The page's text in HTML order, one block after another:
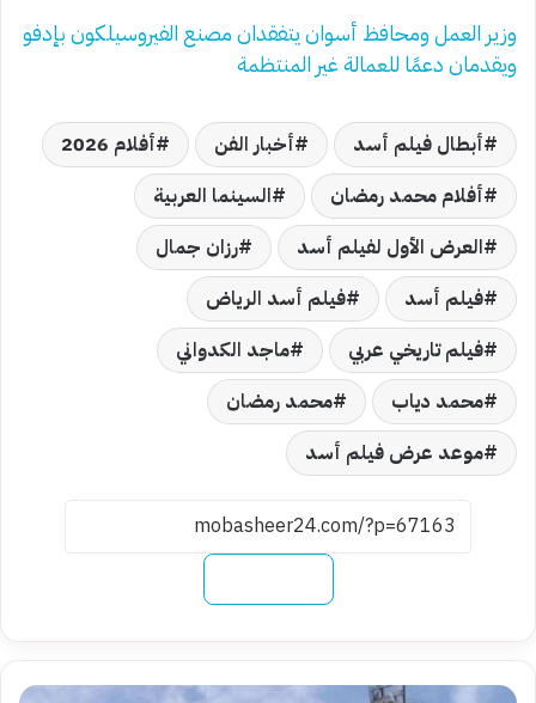
وزير العمل ومحافظ أسوان يتفقدان مصنع الفيروسيلكون بإدفو
ويقدمان دعمًا للعمالة غير المنتظمة
أبطال فيلم أسد أخبار الفن
أفلام 2026
أفلام محمد رمضان
السينما العربية
العرض الأول لفيلم أسد
رزان جمال
فيلم أسد
فيلم أسد الرياض
فيلم تاريخي عربي
ماجد الكدواني
محمد دياب
محمد رمضان
موعد عرض فيلم أسد